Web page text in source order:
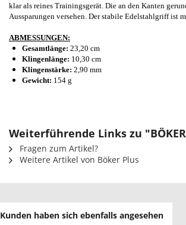
klar als reines Trainingsgerät. Die an den Kanten
Aussparungen versehen. Der stabile Edelstahlgriff ist
ABMESSUNGEN:
Gesamtlänge: 23,20 cm
Klingenlänge: 10,30 cm
Klingenstärke: 2,90 mm
Gewicht: 154 g
Weiterführende Links zu
Fragen zum Artikel?
Weitere Artikel von Böker Plus
Kunden haben sich ebenfalls angesehen